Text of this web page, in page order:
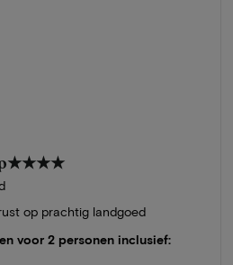
★★★★
op prachtig landgoed
voor 2 personen inclusief: